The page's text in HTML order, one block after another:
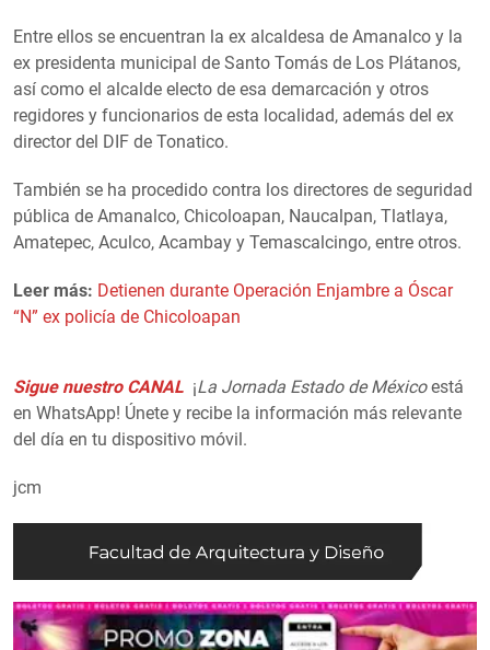
Entre ellos se encuentran la ex alcaldesa de Amanalco y la
ex presidenta municipal de Santo Tomás de Los Plátanos,
así como el alcalde electo de esa demarcación y otros
regidores y funcionarios de esta localidad, además del ex
director del DIF de Tonatico.
También se ha procedido contra los directores de seguridad
pública de Amanalco, Chicoloapan, Naucalpan, Tlatlaya,
Amatepec, Aculco, Acambay y Temascalcingo, entre otros.
Leer más: Detienen durante Operación Enjambre a Óscar
“N” ex policía de Chicoloapan
Sigue nuestro CANAL ¡La Jornada Estado de Méxicoestá
en WhatsApp! Únete y recibe la información más relevante
del día en tu dispositivo móvil.
jcm